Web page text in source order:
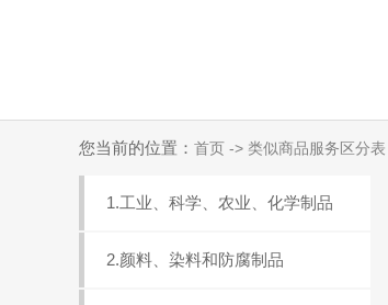
您当前的位置： 首页 -> 类似商品服务区分
1.工业、科学、农业、化学制品
2.颜料、染料和防腐制品